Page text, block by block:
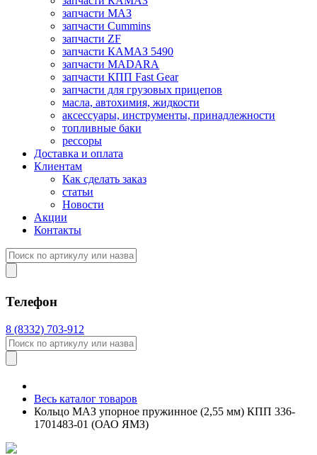
запчасти МАЗ
запчасти Cummins
запчасти ZF
запчасти КАМАЗ 5490
запчасти MADARA
запчасти КПП Fast Gear
запчасти для грузовых прицепов
масла, автохимия, жидкости
аксессуары, инструменты, принадлежности
топливные баки
рессоры
Доставка и оплата
Клиентам
Как сделать заказ
статьи
Новости
Акции
Контакты
Телефон
8 (8332) 703-912
Весь каталог товаров
Кольцо МАЗ упорное пружинное (2,55 мм) КПП 336-
1701483-01 (ОАО ЯМЗ)